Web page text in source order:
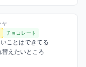
ャ / 2026年2月21日
チョコレート
ことはできてる
替えたいところ